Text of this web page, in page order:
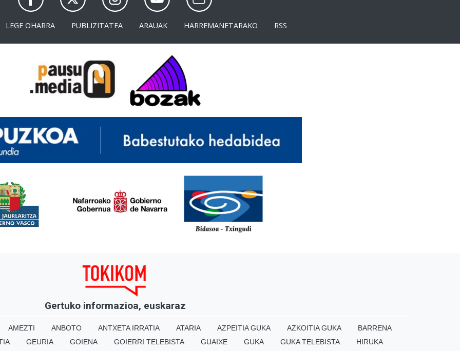
LEGE OHARRA PUBLIZITATEA ARAUAK HARREMANETARAKO RSS
Gertuko informazioa, euskaraz
AMEZTI ANBOTO ANTXETA IRRATIA ATARIA AZPEITIA GUKA AZKOITIA GUKA
BARRENA
GEURIA GOIENA GOIERRI TELEBISTA GUAIXE GUKA GUKA TELEBISTA HIRUKA